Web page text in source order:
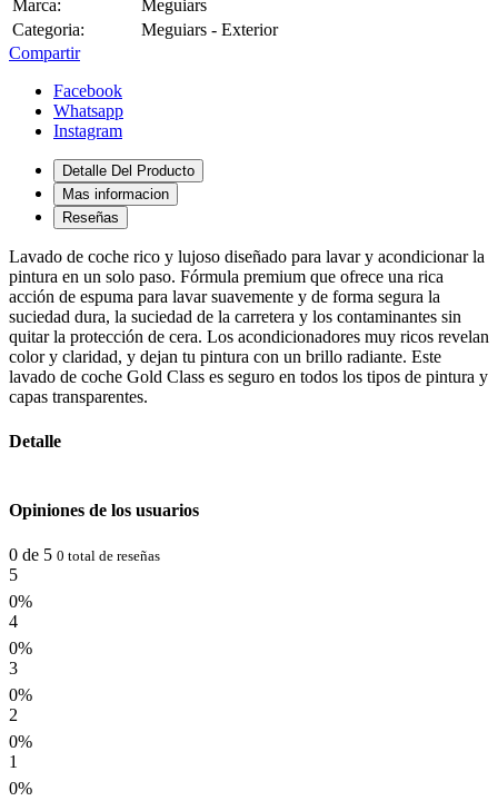
Marca:
Meguiars
Categoria:
Meguiars - Exterior
Compartir
Facebook
Whatsapp
Instagram
Detalle Del Producto
Mas informacion
Reseñas
Lavado de coche rico y lujoso diseñado para lavar y acondicionar la
pintura en un solo paso. Fórmula premium que ofrece una rica
acción de espuma para lavar suavemente y de forma segura la
suciedad dura, la suciedad de la carretera y los contaminantes sin
quitar la protección de cera. Los acondicionadores muy ricos revelan
color y claridad, y dejan tu pintura con un brillo radiante. Este
lavado de coche Gold Class es seguro en todos los tipos de pintura y
capas transparentes.
Detalle
Opiniones de los usuarios
0 de 5 0 total de reseñas
5
0%
4
0%
3
0%
2
0%
1
0%